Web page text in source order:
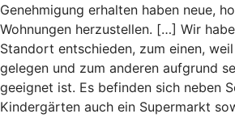
Genehmigung erhalten haben neue,
Wohnungen herzustellen. […] Wir
Standort entschieden, zum einen,
gelegen und zum anderen aufgrund
geeignet ist. Es befinden sich neben
Kindergärten auch ein Supermarkt